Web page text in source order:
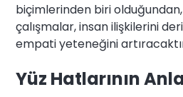
biçimlerinden biri
çalışmalar, insan ilişkilerini
empati yeteneğini
Yüz Hatlarının